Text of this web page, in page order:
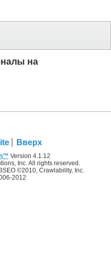
на
Вверх
Version 4.1.12
Inc. All rights reserved.
©2010, Crawlability, Inc.
2012